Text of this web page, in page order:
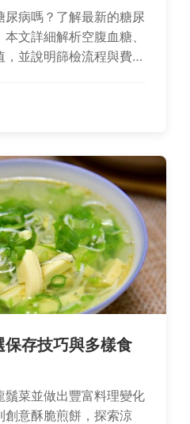
病嗎？了解最新的糖尿
文詳細解析空腹血糖、
，並說明篩檢流程與費
存技巧與多樣食
鬚菜並做出豐富料理變化
創意酥脆煎餅，探索涼